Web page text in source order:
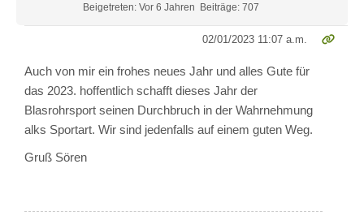
Beigetreten: Vor 6 Jahren Beiträge: 707
02/01/2023 11:07 a.m.
Auch von mir ein frohes neues Jahr und alles Gute für
das 2023. hoffentlich schafft dieses Jahr der
Blasrohrsport seinen Durchbruch in der Wahrnehmung
alks Sportart. Wir sind jedenfalls auf einem guten Weg.
Gruß Sören